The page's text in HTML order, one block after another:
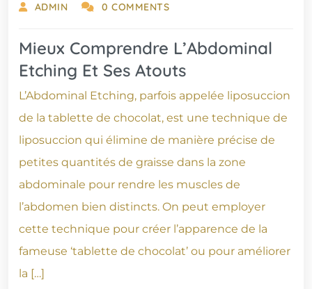
ADMIN 0 COMMENTS
Mieux Comprendre L’Abdominal
Etching Et Ses Atouts
L’Abdominal Etching, parfois appelée liposuccion
de la tablette de chocolat, est une technique de
liposuccion qui élimine de manière précise de
petites quantités de graisse dans la zone
abdominale pour rendre les muscles de
l’abdomen bien distincts. On peut employer
cette technique pour créer l’apparence de la
fameuse ‘tablette de chocolat’ ou pour améliorer
la […]